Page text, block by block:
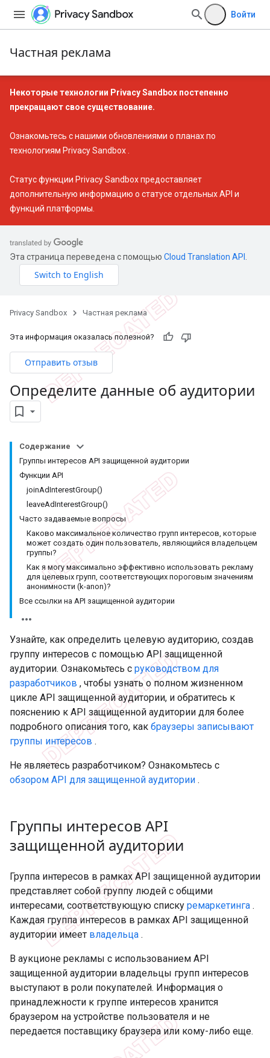
Войти
Частная реклама
Некоторые технологии Privacy Sandbox постепенно
прекращают свое существование.
Ознакомьтесь с нашими обновлениями о планах по
технологиям Privacy Sandbox
Статус функции Privacy Sandboxпредоставляет
дополнительную информацию о статусе отдельных API и
функций платформы.
Эта страница переведена с помощью Cloud Translation API
Privacy Sandbox Частная реклама
Эта информация оказалась полезной?
Отправить отзыв
Определите данные об аудитории
Содержание
Группы интересов API защищенной аудитории
Функции API
joinAdInterestGroup()
leaveAdInterestGroup()
Часто задаваемые вопросы
Каково максимальное количество групп интересов, которые
может создать один пользователь, являющийся владельцем
группы?
Как я могу максимально эффективно использовать рекламу
для целевых групп, соответствующих пороговым значениям
анонимности (k-anon)?
Все ссылки на API защищенной аудитории
Узнайте, как определить целевую аудиторию, создав
группу интересов с помощью API защищенной
аудитории. Ознакомьтесь с руководством для
разработчиков , чтобы узнать о полном жизненном
цикле API защищенной аудитории, и обратитесь к
пояснению к API защищенной аудитории для более
подробного описания того, как браузеры записывают
группы интересов .
Не являетесь разработчиком? Ознакомьтесь с
обзором API для защищенной аудитории .
Группы интересов API
защищенной аудитории
Группа интересов в рамках API защищенной аудитории
представляет собой группу людей с общими
интересами, соответствующую списку ремаркетинга .
Каждая группа интересов в рамках API защищенной
аудитории имеет владельца .
В аукционе рекламы с использованием API
защищенной аудитории владельцы групп интересов
выступают в роли покупателей. Информация о
принадлежности к группе интересов хранится
браузером на устройстве пользователя и не
передается поставщику браузера или кому-либо еще.